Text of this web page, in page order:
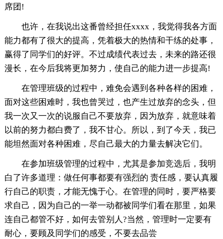
席团!
也许，在我说出这番曾经担任xxxx，我觉得我各方面
能力都有了很大的提高，凭着极大的热情和干练的处事，
赢得了同学们的好评。不过成绩代表过去，未来的路还很
漫长，在今后我将更加努力，使自己的能力进一步提高!
在管理班级的过程中，难免会遇到各种各样的困难，
面对这些困难时，我也曾哭过，也产生过放弃的念头，但
我一次又一次的说服自己不要放弃，因为放弃，就意味着
以前的努力都白费了，我不甘心。所以，到了今天，我已
能坦然面对各种困难，尽自己最大的力量去解决它们。
在参加班级管理的过程中，尤其是参加竞选后，我明
白了许多道理：做任何事都要有强烈的 责任感，要认真履
行自己的职责，才能无愧于心。在管理的同时，要严格要
求自己，因为自己的一举一动都被同学们看在那里，如果
连自己都管不好，如何去管别人?当然，管理时一定要有
耐心，要顾及同学们的感受，不要去品尝